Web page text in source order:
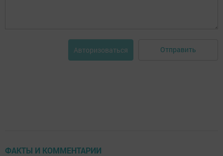
Авторизоваться Отправить
ФАКТЫ И КОММЕНТАРИИ